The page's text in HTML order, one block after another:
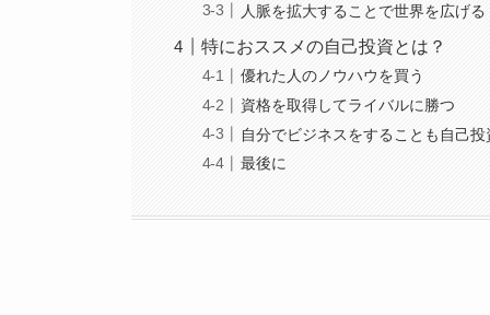
人脈を拡大することで世界を広げる
特におススメの自己投資とは？
優れた人のノウハウを買う
資格を取得してライバルに勝つ
自分でビジネスをすることも自己
最後に